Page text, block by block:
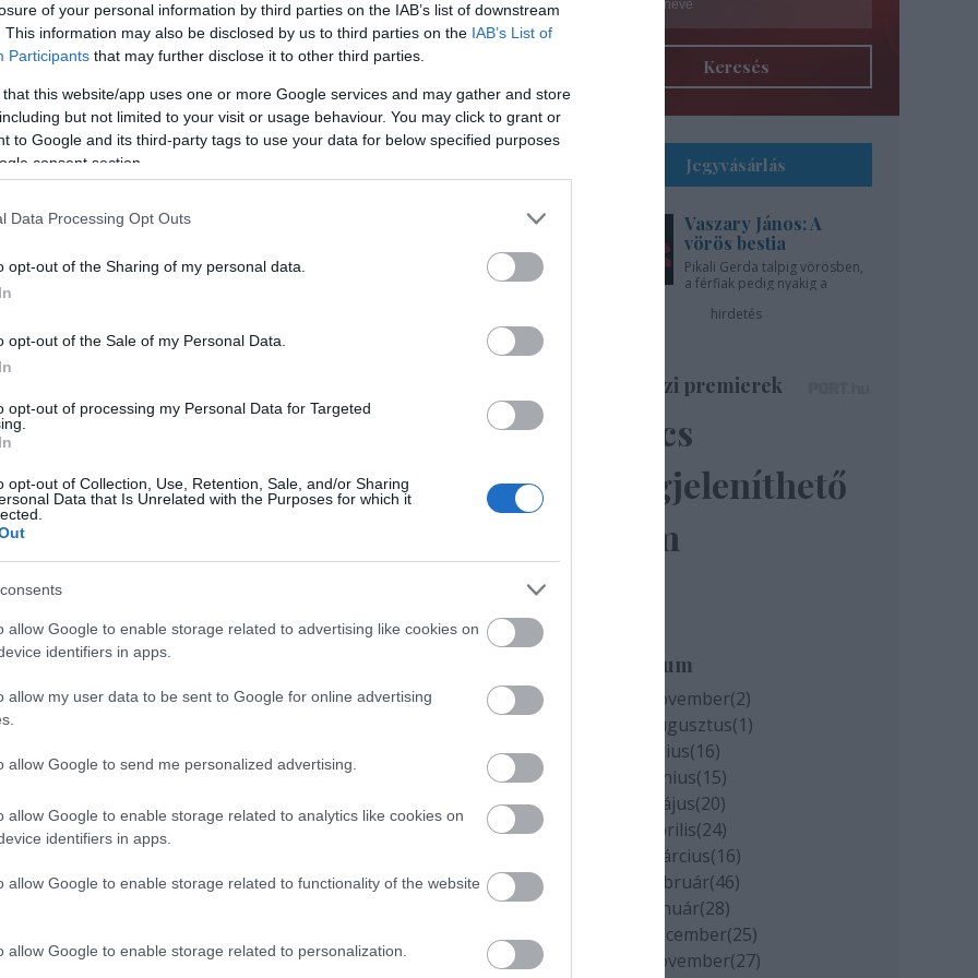
of your personal information by third parties on the IAB’s list of downstream
This information may also be disclosed by us to third parties on the IAB’s List of
Participants that may further disclose it to other third parties.
that this website/app uses one or more Google services and may gather and store
but not limited to your visit or usage behaviour. You may click to grant or
to Google and its third-party tags to use your data for below specified purposes
consent section.
Data Processing Opt Outs
opt-out of the Sharing of my personal data.
opt-out of the Sale of my Personal Data.
opt-out of processing my Personal Data for Targeted
opt-out of Collection, Use, Retention, Sale, and/or Sharing
Data that Is Unrelated with the Purposes for which it
allow Google to enable storage related to advertising like cookies on
identifiers in apps.
allow my user data to be sent to Google for online advertising
allow Google to send me personalized advertising.
allow Google to enable storage related to analytics like cookies on
identifiers in apps.
allow Google to enable storage related to functionality of the website
allow Google to enable storage related to personalization.
Sodró Eliza: "Színészként a katarzist nem
tudjuk garantálni"
„Ilyen rendkívüli és teljesen egyedi helyzettel
még nem kellett szembenéznünk.”
terjedését megakadályozó és érthető kormányzati
Őze Áron: „a színház élő műfaj, amelynek varázsa
A Bartók Kamaraszínház és Művészetek Háza
Magyarországon elsőként előleget fizet jövedelem
bevezetett korlátozások időszaka alatt.
Kovács András Péter: „Mindig átéreztem a
humoristák társadalmi felelősségvállalásának
leghatásosabban szólította meg az embereket a
András Péter karantén slágerével, amely pillanatok
Keresés
Jegyvásárlás
Vaszary János: A
vörös bestia
Pikali Gerda talpig vörösben,
a férfiak pedig nyakig a
hirdetés
Színházi premierek
Nincs
megjeleníthető
elem
Archívum
2020 november(2)
2020 augusztus(1)
2020 július(16)
2020 június(15)
2020 május(20)
2020 április(24)
2020 március(16)
2020 február(46)
2020 január(28)
2019 december(25)
2019 november(27)